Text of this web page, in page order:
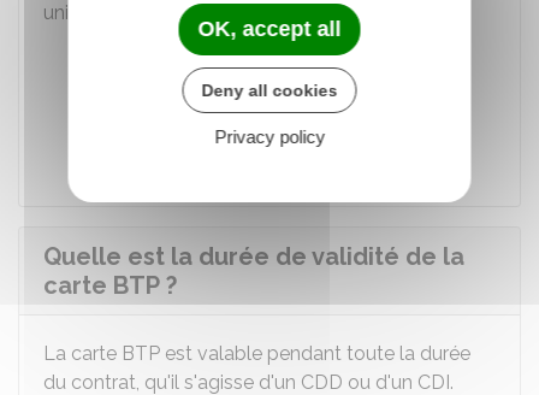
uniquement :
Par carte bancaire
Par avance de trésorerie
Par virement bancaire.
Quelle est la durée de validité de la
carte BTP ?
La carte BTP est valable pendant toute la durée
du contrat, qu'il s'agisse d'un CDD ou d'un CDI.
OK, accept all
Deny all cookies
Privacy policy